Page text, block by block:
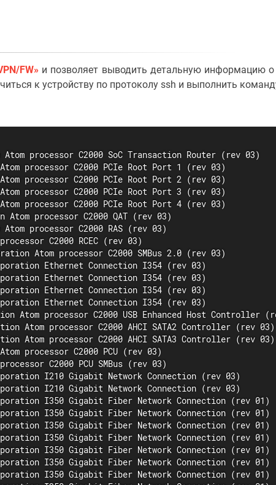
FW»и позволяет выводить детальную информацию о
к устройству по протоколу ssh и выполнить
processor C2000 SoC Transaction Router (rev 03)
processor C2000 PCIe Root Port 1 (rev 03)
processor C2000 PCIe Root Port 2 (rev 03)
processor C2000 PCIe Root Port 3 (rev 03)
processor C2000 PCIe Root Port 4 (rev 03)
processor C2000 QAT (rev 03)
processor C2000 RAS (rev 03)
C2000 RCEC (rev 03)
Atom processor C2000 SMBus 2.0 (rev 03)
Ethernet Connection I354 (rev 03)
Ethernet Connection I354 (rev 03)
Ethernet Connection I354 (rev 03)
Ethernet Connection I354 (rev 03)
Atom processor C2000 USB Enhanced Host Controller
Atom processor C2000 AHCI SATA2 Controller (rev 03)
Atom processor C2000 AHCI SATA3 Controller (rev 03)
processor C2000 PCU (rev 03)
C2000 PCU SMBus (rev 03)
I210 Gigabit Network Connection (rev 03)
I210 Gigabit Network Connection (rev 03)
I350 Gigabit Fiber Network Connection (rev 01)
I350 Gigabit Fiber Network Connection (rev 01)
I350 Gigabit Fiber Network Connection (rev 01)
I350 Gigabit Fiber Network Connection (rev 01)
I350 Gigabit Fiber Network Connection (rev 01)
I350 Gigabit Fiber Network Connection (rev 01)
I350 Gigabit Fiber Network Connection (rev 01)